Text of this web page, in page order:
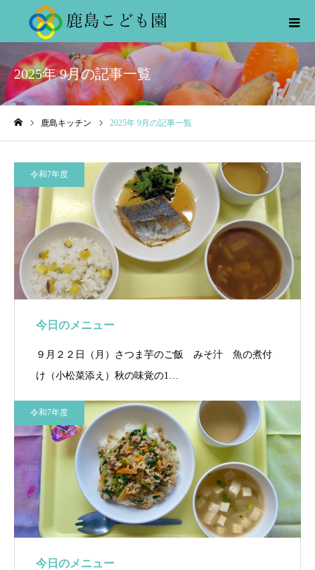
2025年 9月の記事一覧
鹿島キッチン 2025年 9月の記事一覧
令和7年度
今日のメニュー
９月２２日（月）さつま芋のご飯 みそ汁 魚の煮付
け（小松菜添え）秋の味覚の1…
令和7年度
今日のメニュー